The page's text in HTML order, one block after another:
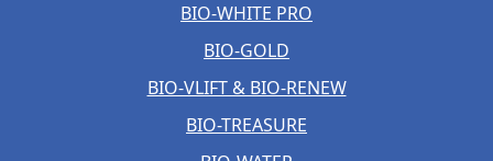
BIO-WHITE PRO
BIO-GOLD
BIO-VLIFT & BIO-RENEW
BIO-TREASURE